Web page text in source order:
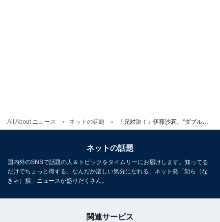
All About ニュース ネットの話題
ネットの話題
国内外のSNSで話題の人＆トピックをタイムリーにお届けします。知ってる
だけでちょっと得する、なんだか楽しい気分になれる、ネット発「知ら（な
きゃ）損」ニュースが盛りだくさん。
関連サービス